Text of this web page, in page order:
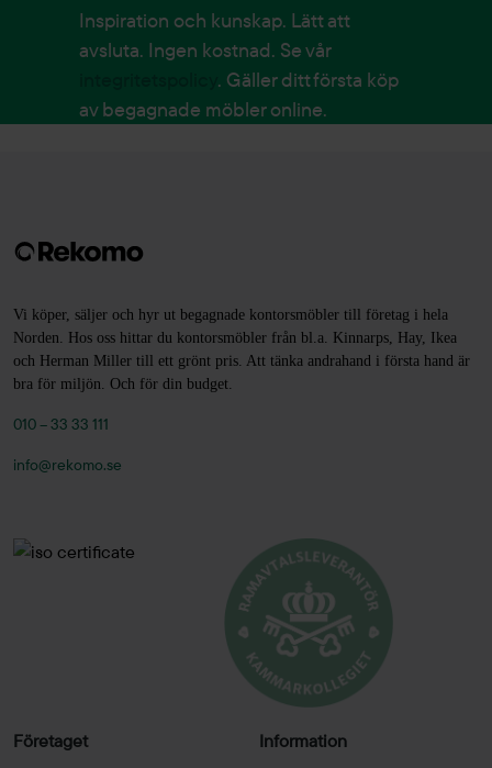
Inspiration och kunskap. Lätt att
avsluta. Ingen kostnad. Se vår
. Gäller ditt första köp
av begagnade möbler online.
Vi köper, säljer och hyr ut begagnade kontorsmöbler till företag i hela
Norden. Hos oss hittar du kontorsmöbler från bl.a. Kinnarps, Hay, Ikea
och Herman Miller till ett grönt pris. Att tänka andrahand i första hand är
bra för miljön. Och för din budget.
010 – 33 33 111
info@rekomo.se
Företaget Information